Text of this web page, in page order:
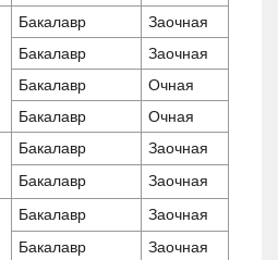
Бакалавр
Заочная
Бакалавр
Заочная
Бакалавр
Очная
Бакалавр
Очная
Бакалавр
Заочная
Бакалавр
Заочная
Бакалавр
Заочная
Бакалавр
Заочная